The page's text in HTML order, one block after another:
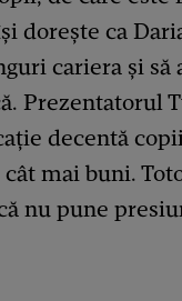
dorește ca
cariera și să
Prezentatorul
decentă
mai buni.
nu pune